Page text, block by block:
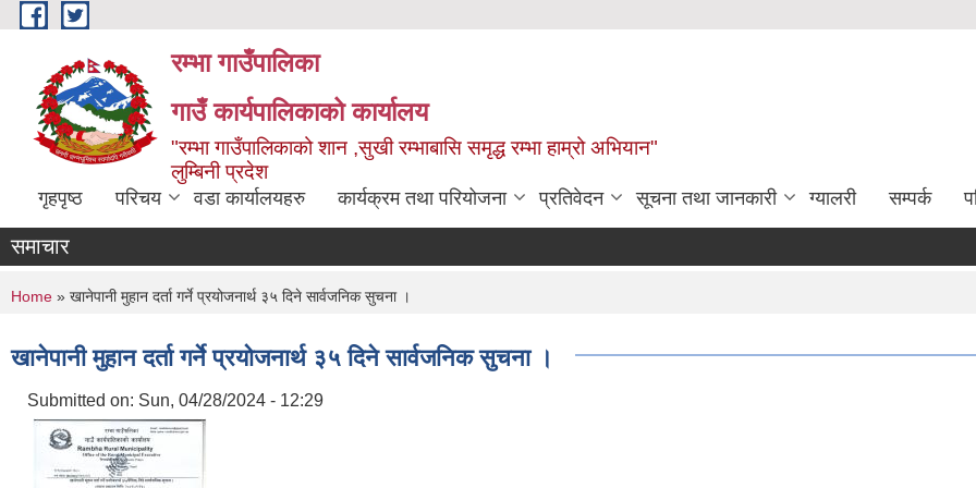
Skip to main content
रम्भा गाउँपालिका
गाउँ कार्यपालिकाको कार्यालय
"रम्भा गाउँपालिकाको शान ,सुखी रम्भाबासि समृद्ध रम्भा हाम्रो अभियान"
लुम्बिनी प्रदेश
गृहपृष्ठ परिचय वडा कार्यालयहरु कार्यक्रम तथा परियोजना प्रतिवेदन सूचना तथा जानकारी ग्यालरी सम्पर्क
समाचार
You are here
Home » खानेपानी मुहान दर्ता गर्ने प्रयोजनार्थ ३५ दिने सार्वजनिक सुचना ।
खानेपानी मुहान दर्ता गर्ने प्रयोजनार्थ ३५ दिने सार्वजनिक सुचना ।
Submitted on: Sun, 04/28/2024 - 12:29